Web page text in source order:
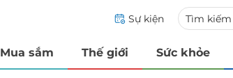
Sự kiện
Mua sắm Thế giới Sức khỏe